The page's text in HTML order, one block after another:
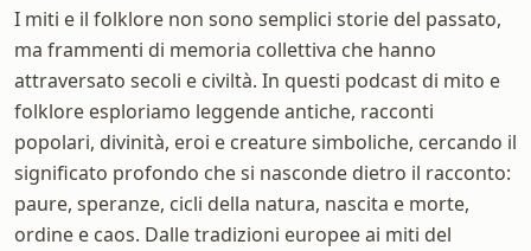
I miti e il folklore non sono semplici storie del passato,
ma frammenti di memoria collettiva che hanno
attraversato secoli e civiltà. In questi podcast di mito e
folklore esploriamo leggende antiche, racconti
popolari, divinità, eroi e creature simboliche, cercando il
significato profondo che si nasconde dietro il racconto:
paure, speranze, cicli della natura, nascita e morte,
ordine e caos. Dalle tradizioni europee ai miti del